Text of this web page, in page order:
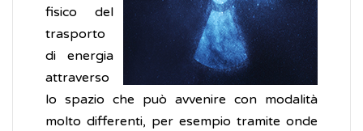
fisico del
trasporto
di energia
attraverso
lo spazio che può avvenire con modalità
molto differenti, per esempio tramite onde